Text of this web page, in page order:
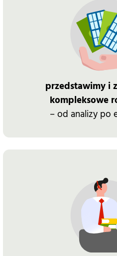
przedstawimy i
kompleksowe
– od analizy po